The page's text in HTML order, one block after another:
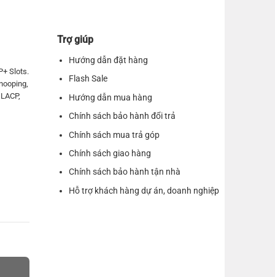
Slots.
Trợ giúp
Hướng dẫn đặt hàng
Flash Sale
Hướng dẫn mua hàng
Chính sách bảo hành đổi trả
Chính sách mua trả góp
Chính sách giao hàng
Chính sách bảo hành tận nhà
Hỗ trợ khách hàng dự án, doanh nghiệp